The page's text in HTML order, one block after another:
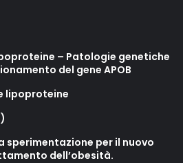
– Patologie genetiche
del gene APOB
lipoproteine
sperimentazione per il nuovo
dell’obesità.